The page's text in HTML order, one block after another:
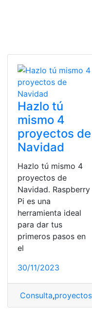
Hazlo tú
mismo 4
proyectos de
Navidad
Hazlo tú mismo 4
proyectos de
Navidad. Raspberry
Pi es una
herramienta ideal
para dar tus
primeros pasos en
el
30/11/2023
Consulta,proyectos